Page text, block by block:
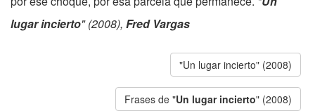
lugar incierto" (2008), Fred Vargas
"Un lugar incierto" (2008)
Frases de "Un lugar incierto" (2008)